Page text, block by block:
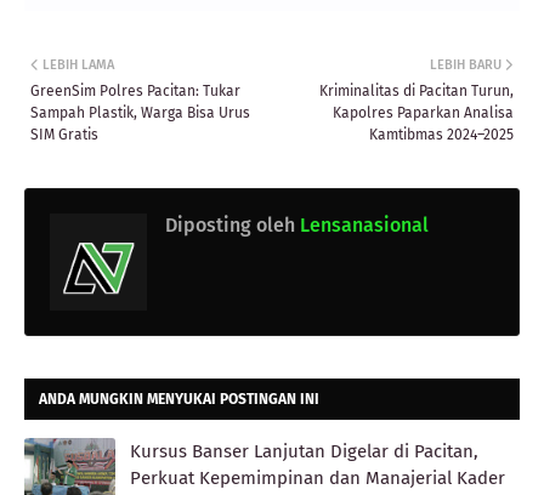
LEBIH BARU
Kriminalitas di Pacitan Turun,
Kapolres Paparkan Analisa
Kamtibmas 2024–2025
LEBIH LAMA
GreenSim Polres Pacitan: Tukar
Sampah Plastik, Warga Bisa Urus
SIM Gratis
Diposting oleh Lensanasional
ANDA MUNGKIN MENYUKAI POSTINGAN INI
Kursus Banser Lanjutan Digelar di Pacitan,
Perkuat Kepemimpinan dan Manajerial Kader